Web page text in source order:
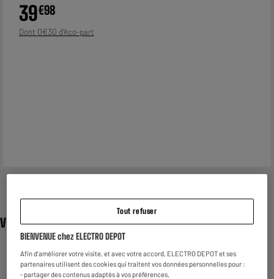
39€98
Dont 0€30
Vidéo
Tout refuser
BIENVENUE chez ELECTRO DEPOT
Afin d'améliorer votre visite, et avec votre accord, ELECTRO DEPOT et ses
partenaires utilisent des cookies qui traitent vos données personnelles pour :
- partager des contenus adaptés à vos préférences,